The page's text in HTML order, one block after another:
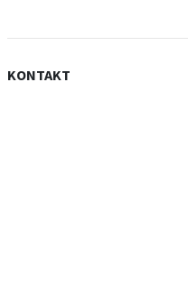
KONTAKT